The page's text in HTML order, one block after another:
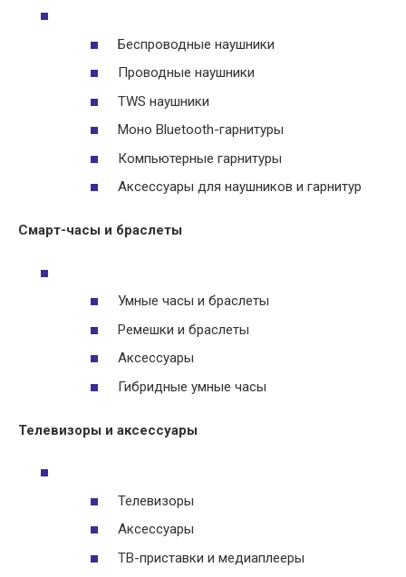
Беспроводные наушники
Проводные наушники
TWS наушники
Моно Bluetooth-гарнитуры
Компьютерные гарнитуры
Аксессуары для наушников и гарнитур
Смарт-часы и браслеты
Умные часы и браслеты
Ремешки и браслеты
Аксессуары
Гибридные умные часы
Телевизоры и аксессуары
Телевизоры
Аксессуары
ТВ-приставки и медиаплееры